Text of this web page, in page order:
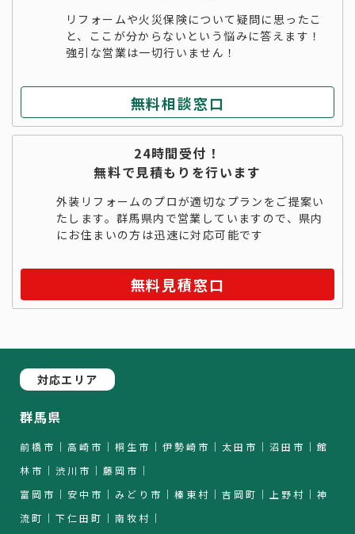
リフォームや火災保険について疑問に思ったこ
と、ここが分からないという悩みに答えます！
強引な営業は一切行いません！
無料相談窓口
24時間受付！
無料で見積もりを行います
外装リフォームのプロが適切なプランをご提案い
たします。群馬県内で営業していますので、県内
にお住まいの方は迅速に対応可能です
無料見積窓口
対応エリア
群馬県
前橋市｜高崎市｜桐生市｜伊勢崎市｜太田市｜沼田市｜館
林市｜渋川市｜藤岡市｜
富岡市｜安中市｜みどり市｜榛東村｜吉岡町｜上野村｜神
流町｜下仁田町｜南牧村｜